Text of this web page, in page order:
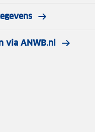
via ANWB.nl